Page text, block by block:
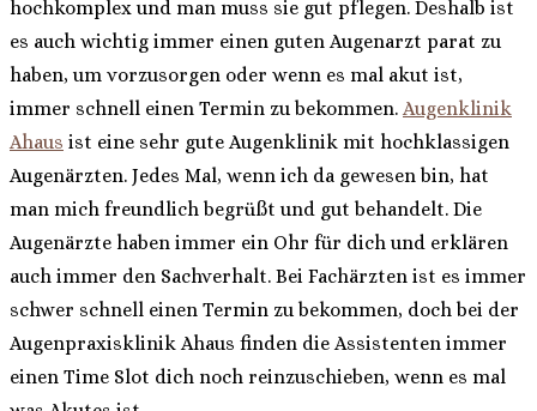
hochkomplex und man muss sie gut pflegen. Deshalb ist
es auch wichtig immer einen guten Augenarzt parat zu
haben, um vorzusorgen oder wenn es mal akut ist,
immer schnell einen Termin zu bekommen. Augenklinik
Ahaus ist eine sehr gute Augenklinik mit hochklassigen
Augenärzten. Jedes Mal, wenn ich da gewesen bin, hat
man mich freundlich begrüßt und gut behandelt. Die
Augenärzte haben immer ein Ohr für dich und erklären
auch immer den Sachverhalt. Bei Fachärzten ist es immer
schwer schnell einen Termin zu bekommen, doch bei der
Augenpraxisklinik Ahaus finden die Assistenten immer
einen Time Slot dich noch reinzuschieben, wenn es mal